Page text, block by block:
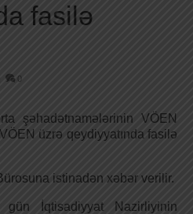
fasilə
0
şəhadətnamələrinin VÖEN
üzrə qeydiyyatında fasilə
istinadən xəbər verilir.
İqtisadiyyat Nazirliyinin